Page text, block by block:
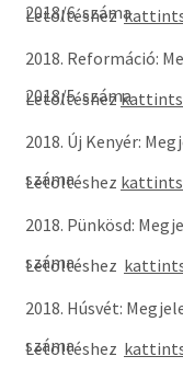
2018/6. száma
Letöltéshez
2018. Reformáció:
2018/5. száma
Letöltéshez
2018. Új Kenyér:
száma
Letöltéshez
2018. Pünkösd:
száma
Letöltéshez
2018. Húsvét:
száma
Letöltéshez